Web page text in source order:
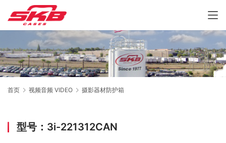
首页 视频音频 VIDEO 摄影器材防护箱
型号：3i-221312CAN